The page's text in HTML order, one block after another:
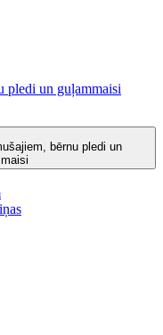
pledi un guļammaisi
bērnu pledi un